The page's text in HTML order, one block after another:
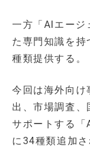
一方「AIエージ
た専門知識を
種類提供する。
今回は海外向け
出、市場調査、
サポートする「
に34種類追加さ